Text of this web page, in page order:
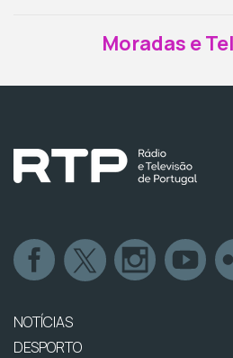
Moradas e
NOTÍCIAS
DESPORTO